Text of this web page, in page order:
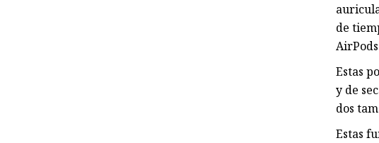
de
Estas
y de
dos
Estas